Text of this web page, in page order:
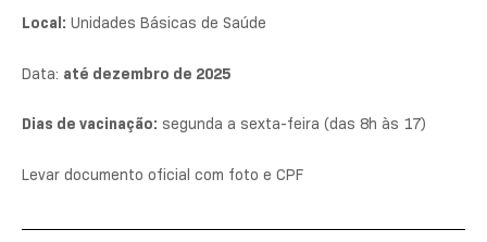
Local: Unidades Básicas de Saúde
Data: até dezembro de 2025
Dias de vacinação: segunda a sexta-feira (das 8h às 17)
Levar documento oficial com foto e CPF